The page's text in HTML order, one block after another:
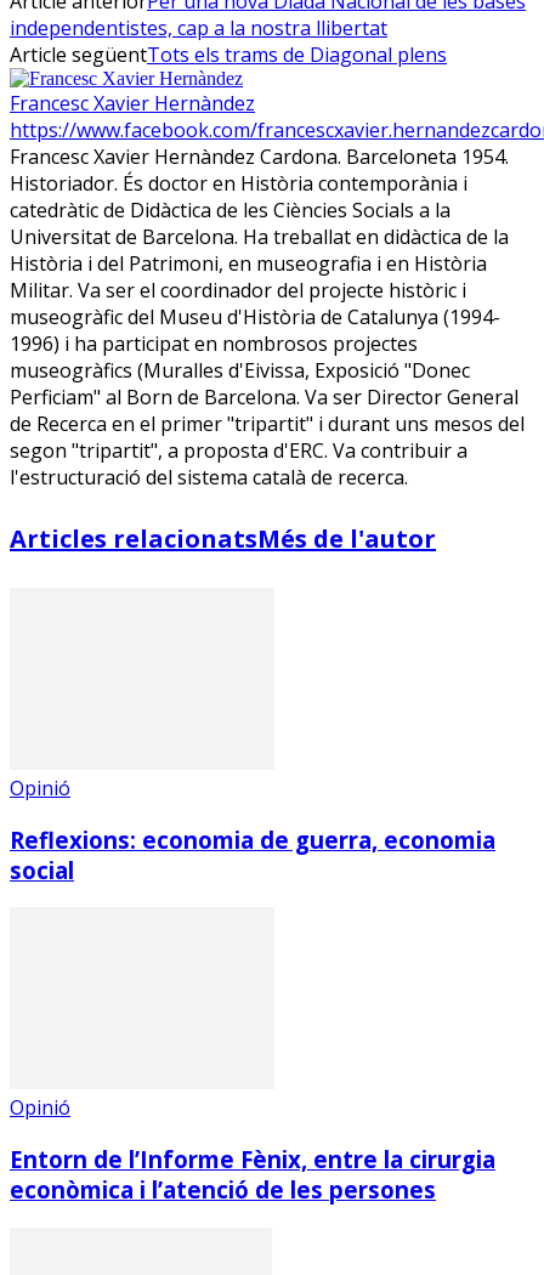
independentistes, cap a la nostra llibertat
Article següentTots els trams de Diagonal plens
Francesc Xavier Hernàndez
https://www.facebook.com/
Francesc Xavier Hernàndez Cardona. Barceloneta 1954.
Historiador. És doctor en Història contemporània i
catedràtic de Didàctica de les Ciències Socials a la
Universitat de Barcelona. Ha treballat en didàctica de la
Història i del Patrimoni, en museografia i en Història
Militar. Va ser el coordinador del projecte històric i
museogràfic del Museu d'Història de Catalunya (1994-
1996) i ha participat en nombrosos projectes
museogràfics (Muralles d'Eivissa, Exposició "Donec
Perficiam" al Born de Barcelona. Va ser Director General
de Recerca en el primer "tripartit" i durant uns mesos del
segon "tripartit", a proposta d'ERC. Va contribuir a
l'estructuració del sistema català de recerca.
Articles relacionatsMés de l'autor
Opinió
Reflexions: economia de guerra, economia
social
Opinió
Entorn de l’Informe Fènix, entre la cirurgia
econòmica i l’atenció de les persones